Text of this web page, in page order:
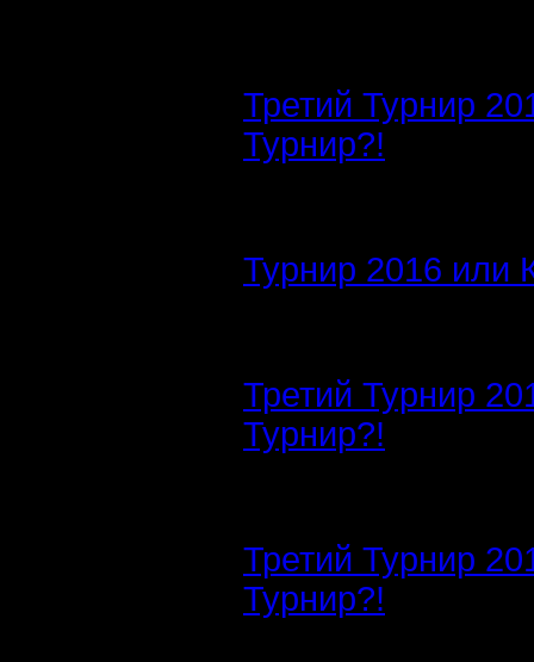
Третий Турнир
Турнир?!
Турнир 2016 или
Третий Турнир
Турнир?!
Третий Турнир
Турнир?!